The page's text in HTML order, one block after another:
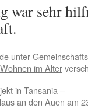
war sehr
unter
Wohnen im Alter
in Tansania –
an den Auen am